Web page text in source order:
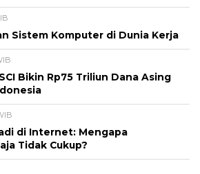
Sistem Komputer di Dunia Kerja
Bikin Rp75 Triliun Dana Asing
di Internet: Mengapa
Tidak Cukup?